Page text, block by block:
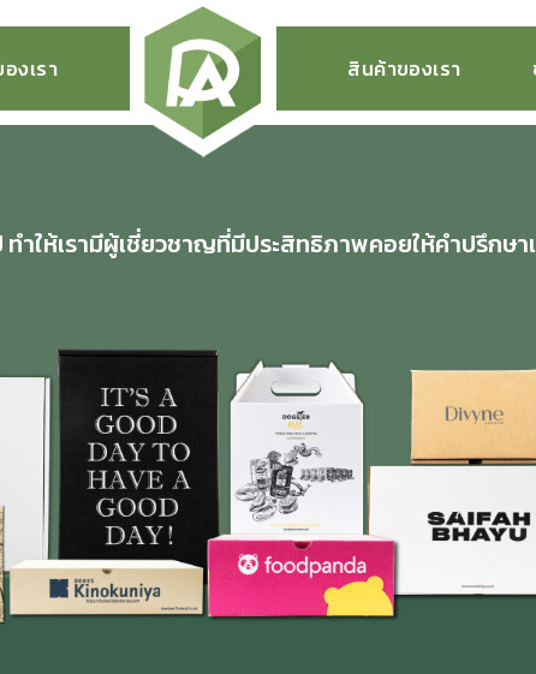
งเรา สินค้าของเรา
ำให้เรามีผู้เชี่ยวชาญที่มีประสิทธิภาพคอยให้คำปรึกษา